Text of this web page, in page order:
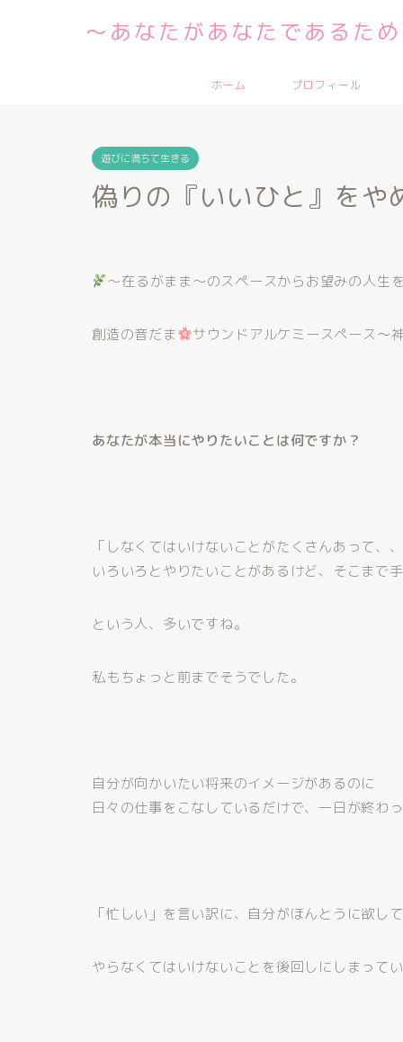
～あなたがあなたであるた
ホーム プロフィール
遊びに満ちて生きる
偽りの『いいひと』をや
〜在るがまま〜のスペースからお望みの人生
創造の音だま サウンドアルケミースペース〜
あなたが本当にやりたいことは何ですか？
「しなくてはいけないことがたくさんあって、、
いろいろとやりたいことがあるけど、そこまで
という人、多いですね。
私もちょっと前までそうでした。
自分が向かいたい将来のイメージがあるのに
日々の仕事をこなしているだけで、一日が終わっ
「忙しい」を言い訳に、自分がほんとうに欲し
やらなくてはいけないことを後回しにしまってい